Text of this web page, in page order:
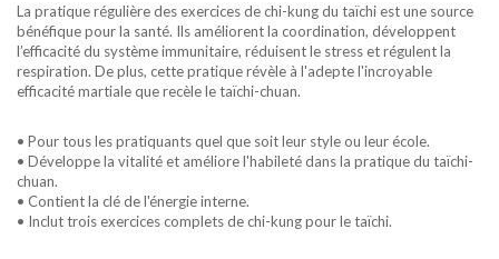
La pratique régulière des exercices de chi-kung du taïchi est une source
bénéfique pour la santé. Ils améliorent la coordination, développent
l’efficacité du système immunitaire, réduisent le stress et régulent la
respiration. De plus, cette pratique révèle à l'adepte l'incroyable
efficacité martiale que recèle le taïchi-chuan.
• Pour tous les pratiquants quel que soit leur style ou leur école.
• Développe la vitalité et améliore l'habileté dans la pratique du taïchi-
chuan.
• Contient la clé de l'énergie interne.
• Inclut trois exercices complets de chi-kung pour le taïchi.